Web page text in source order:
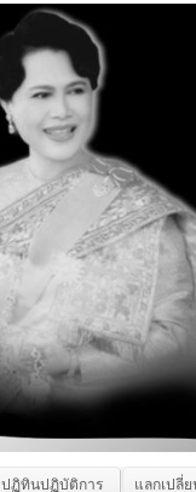
ปฏิทินปฏิบัติการ แลกเปลี่ย